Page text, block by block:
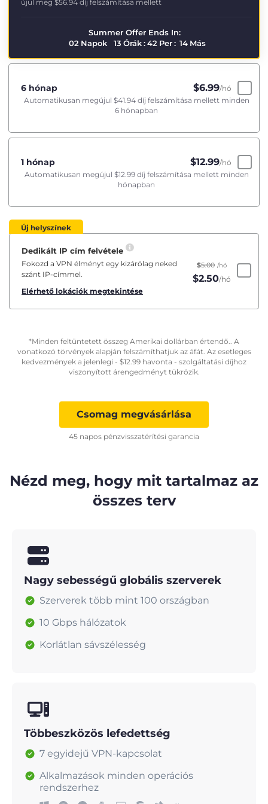
újul meg $56.94 díj felszámítása mellett
Summer Offer Ends In:
02 Napok 13 Órák:42 Per: 14 Más
6 hónap $6.99/hó
Automatikusan megújul $41.94díj felszámítása mellett minden
6 hónapban
1 hónap $12.99/hó
Automatikusan megújul $12.99díj felszámítása mellett minden
hónapban
Új helyszínek
Dedikált IP cím felvétele
Fokozd a VPN élményt egy kizárólag neked
szánt IP-címmel.
Elérhető lokációk megtekintése
$5.00 /hó
$2.50/hó
*Minden feltüntetett összeg Amerikai dollárban értendő.. A
vonatkozó törvények alapján felszámíthatjuk az áfát. Az esetleges
kedvezmények a jelenlegi - $12.99 havonta - szolgáltatási díjhoz
viszonyított árengedményt tükrözik.
Csomag megvásárlása
45 napos pénzvisszatérítési garancia
Nézd meg, hogy mit tartalmaz az
összes terv
Nagy sebességű globális szerverek
Szerverek több mint 100 országban
10 Gbps hálózatok
Korlátlan sávszélesség
Többeszközös lefedettség
7 egyidejű VPN-kapcsolat
Alkalmazások minden operációs
rendszerhez